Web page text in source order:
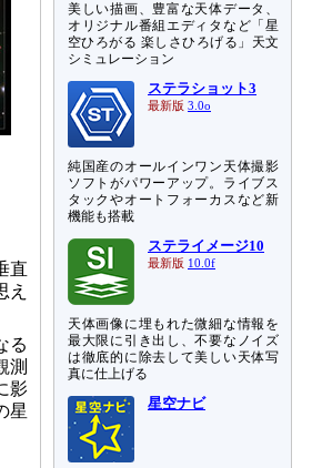
直
え
る
測
影
星
美しい描画、豊富な天体データ、
オリジナル番組エディタなど「星
空ひろがる 楽しさひろげる」天文
シミュレーション
ステラショット3
最新版 3.0o
純国産のオールインワン天体撮影
ソフトがパワーアップ。ライブス
タックやオートフォーカスなど新
機能も搭載
ステライメージ10
最新版 10.0f
天体画像に埋もれた微細な情報を
最大限に引き出し、不要なノイズ
は徹底的に除去して美しい天体写
真に仕上げる
星空ナビ